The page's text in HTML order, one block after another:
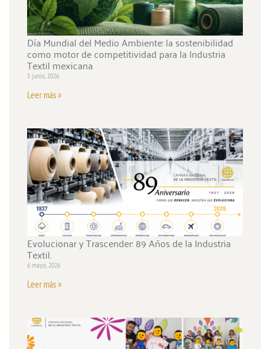
Día Mundial del Medio Ambiente: la sostenibilidad
como motor de competitividad para la Industria
Textil mexicana
5 junio, 2026
Leer más »
Evolucionar y Trascender: 89 Años de la Industria
Textil.
6 mayo, 2026
Leer más »